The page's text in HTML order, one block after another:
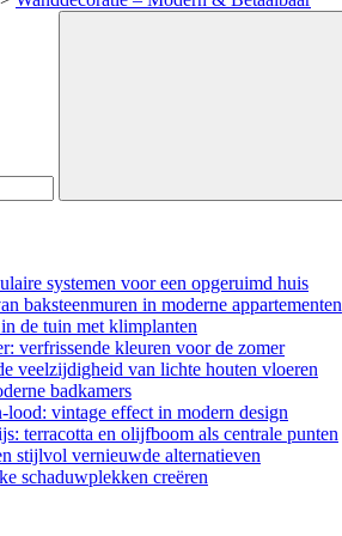
systemen voor een opgeruimd huis
baksteenmuren in moderne appartementen
de tuin met klimplanten
verfrissende kleuren voor de zomer
veelzijdigheid van lichte houten vloeren
badkamers
lood: vintage effect in modern design
terracotta en olijfboom als centrale punten
stijlvol vernieuwde alternatieven
schaduwplekken creëren